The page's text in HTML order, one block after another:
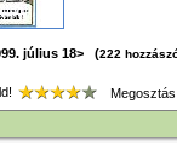
július 18> (222